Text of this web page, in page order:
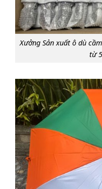
Xưởng Sản xuất ô dù
từ